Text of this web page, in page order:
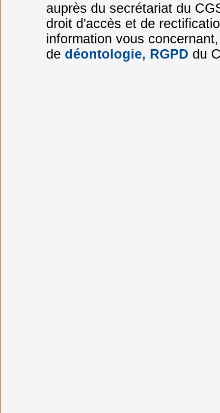
auprès du secrétariat du
droit d'accès et de
information vous
de déontologie, RGPD du